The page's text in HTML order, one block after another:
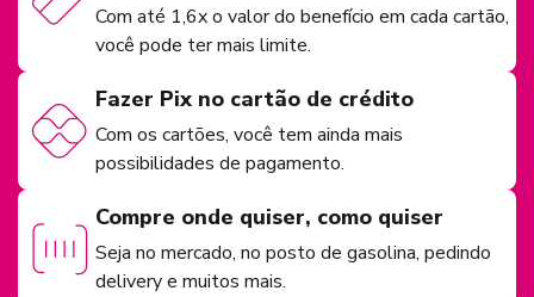
Com até 1,6x o valor do benefício em cada cartão,
você pode ter mais limite.
Fazer Pix no cartão de crédito
Com os cartões, você tem ainda mais
possibilidades de pagamento.
Compre onde quiser, como quiser
Seja no mercado, no posto de gasolina, pedindo
delivery e muitos mais.